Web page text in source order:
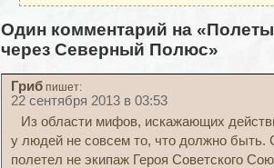
Один комментарий на
через Северный Полюс»
Гриб пишет:
22 сентября 2013 в 03:53
Из области мифов, искажающих
у людей не совсем то, что должно быть.
полетел не экипаж Героя Советского